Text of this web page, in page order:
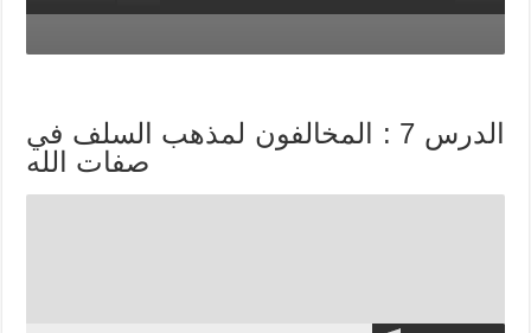
الدرس 7 : المخالفون لمذهب السلف في
صفات الله